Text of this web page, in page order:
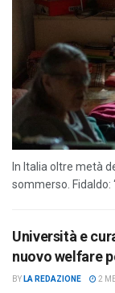
In Italia oltre metà
sommerso. Fidaldo:
Università e
nuovo welfare
BY LA REDAZIONE 2